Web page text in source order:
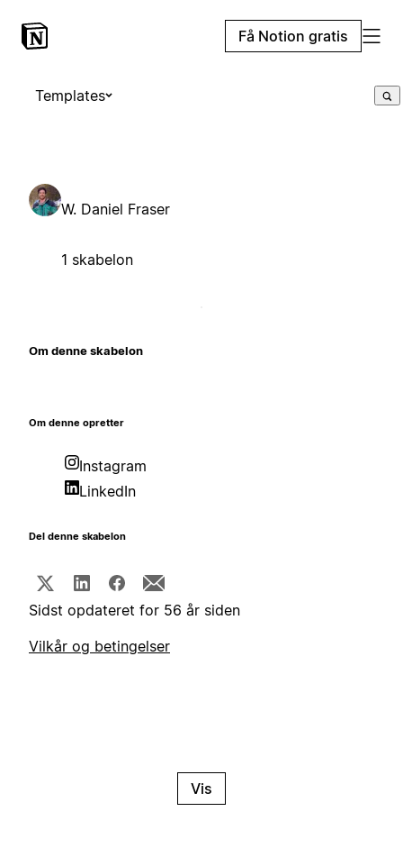
Få Notion gratis
Templates
W. Daniel Fraser
1 skabelon
Om denne skabelon
Om denne opretter
Instagram
LinkedIn
Del denne skabelon
Sidst opdateret for 56 år siden
Vilkår og betingelser
Vis